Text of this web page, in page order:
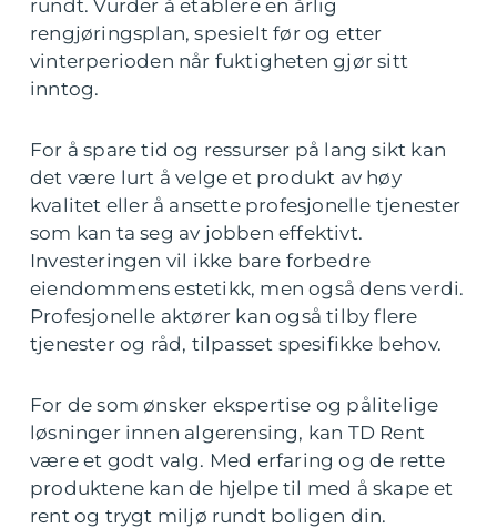
rundt. Vurder å etablere en årlig
rengjøringsplan, spesielt før og etter
vinterperioden når fuktigheten gjør sitt
inntog.
For å spare tid og ressurser på lang sikt kan
det være lurt å velge et produkt av høy
kvalitet eller å ansette profesjonelle tjenester
som kan ta seg av jobben effektivt.
Investeringen vil ikke bare forbedre
eiendommens estetikk, men også dens verdi.
Profesjonelle aktører kan også tilby flere
tjenester og råd, tilpasset spesifikke behov.
For de som ønsker ekspertise og pålitelige
løsninger innen algerensing, kan TD Rent
være et godt valg. Med erfaring og de rette
produktene kan de hjelpe til med å skape et
rent og trygt miljø rundt boligen din.